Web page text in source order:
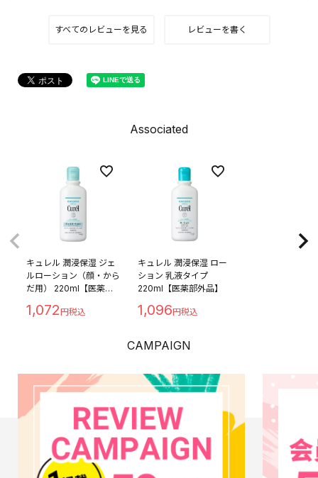
すべてのレビューを見る レビューを書く
Associated
キュレル 潤浸保湿 ジェ
ルローション（顔・から
だ用） 220ml【医薬部
1,072
キュレル 潤浸保湿 ロー
ション 乳液タイプ
220ml【医薬部外品】
1,096
CAMPAIGN